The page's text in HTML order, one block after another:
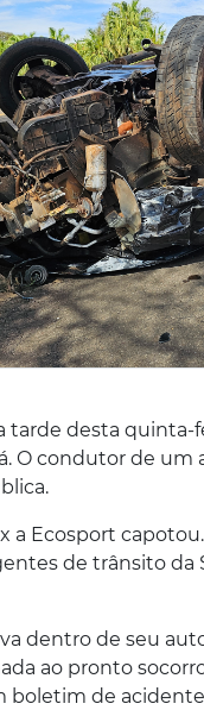
desta quinta-
O condutor de
a Ecosport
de trânsito
dentro de seu
ao pronto
boletim de